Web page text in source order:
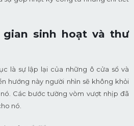
sinh hoạt và thư
là sự lập lại của những ô cửa sổ và
hướng này người nhìn sẽ không khỏi
Các bước tường vòm vượt nhịp đã
nó.